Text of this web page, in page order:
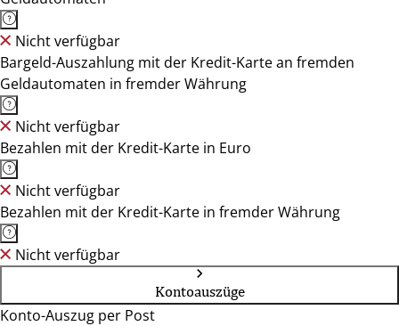
Nicht verfügbar
Bargeld-Auszahlung mit der Kredit-Karte an fremden
Geldautomaten in fremder Währung
Nicht verfügbar
Bezahlen mit der Kredit-Karte in Euro
Nicht verfügbar
Bezahlen mit der Kredit-Karte in fremder Währung
Nicht verfügbar
Kontoauszüge
Konto-Auszug per Post